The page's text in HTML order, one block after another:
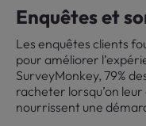
Enquêtes et
Les enquêtes clients
pour améliorer
SurveyMonkey, 79%
racheter lorsqu’on
nourrissent une